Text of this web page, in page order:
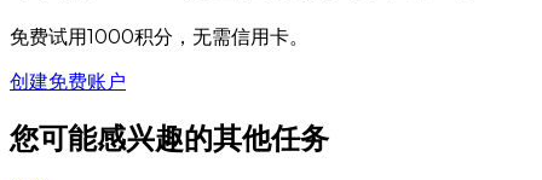
免费试用1000积分，无需信用卡。
创建免费账户
您可能感兴趣的其他任务